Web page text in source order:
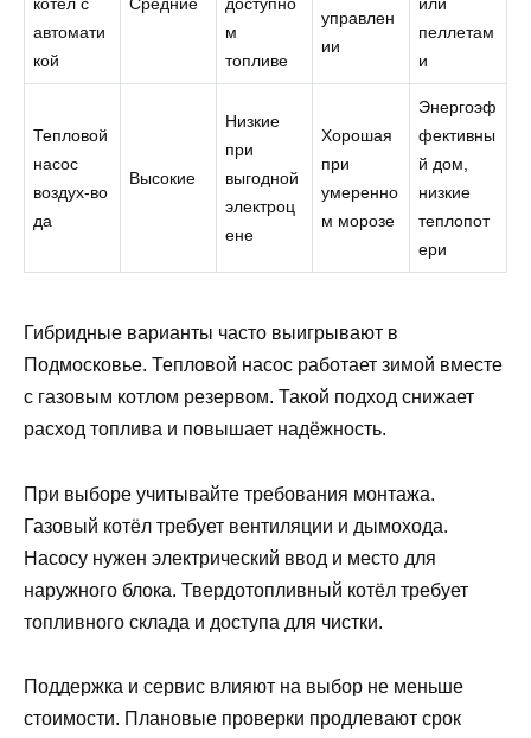
автомати
кой
м
топливе
управлен
ии
пеллетам
и
Тепловой
насос
воздух‑во
да
Высокие
Низкие
при
выгодной
электроц
ене
Хорошая
при
умеренно
м морозе
Энергоэф
фективны
й дом,
низкие
теплопот
ери
Гибридные варианты часто выигрывают в
Подмосковье. Тепловой насос работает зимой вместе
с газовым котлом резервом. Такой подход снижает
расход топлива и повышает надёжность.
При выборе учитывайте требования монтажа.
Газовый котёл требует вентиляции и дымохода.
Насосу нужен электрический ввод и место для
наружного блока. Твердотопливный котёл требует
топливного склада и доступа для чистки.
Поддержка и сервис влияют на выбор не меньше
стоимости. Плановые проверки продлевают срок